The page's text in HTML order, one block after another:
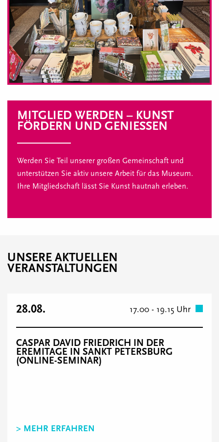
MITGLIED WERDEN – KUNST
FÖRDERN UND GENIESSEN
Werden Sie Teil unserer großen Gemeinschaft und
unterstützen Sie aktiv unsere Arbeit für das Museum.
Ihre Mitgliedschaft lässt Sie Kunst hautnah erleben.
UNSERE AKTUELLEN
VERANSTALTUNGEN
28.08. 17.00 - 19.15 Uhr
CASPAR DAVID FRIEDRICH IN DER
EREMITAGE IN SANKT PETERSBURG
(ONLINE-SEMINAR)
> MEHR ERFAHREN